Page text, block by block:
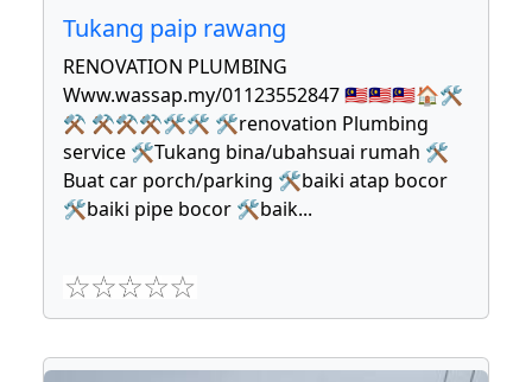
Tukang paip rawang
RENOVATION PLUMBING
Www.wassap.my/01123552847 🇲🇾🇲🇾🇲🇾🏠🛠
⚒ ⚒⚒⚒🛠🛠 🛠renovation Plumbing
service 🛠Tukang bina/ubahsuai rumah 🛠
Buat car porch/parking 🛠baiki atap bocor
🛠baiki pipe bocor 🛠baik...